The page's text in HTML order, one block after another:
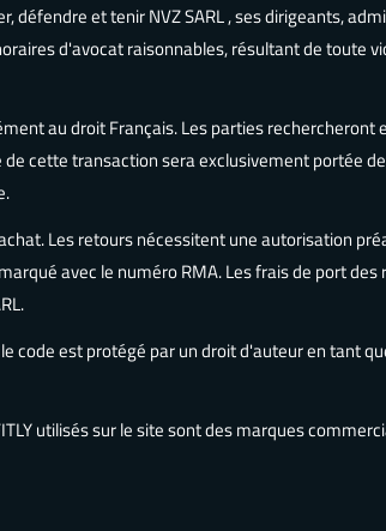
défendre et tenir NVZ SARL , ses dirigeants,
d'avocat raisonnables, résultant de toute
au droit Français. Les parties rechercheront
cette transaction sera exclusivement portée
Les retours nécessitent une autorisation
avec le numéro RMA. Les frais de port
code est protégé par un droit d'auteur en tant
utilisés sur le site sont des marques